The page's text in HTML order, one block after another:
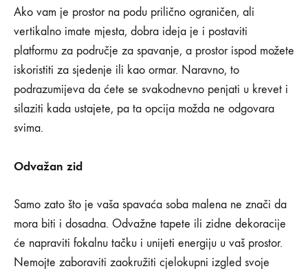
Ako vam je prostor na podu prilično ograničen, ali
vertikalno imate mjesta, dobra ideja je i postaviti
platformu za područje za spavanje, a prostor ispod možete
iskoristiti za sjedenje ili kao ormar. Naravno, to
podrazumijeva da ćete se svakodnevno penjati u krevet i
silaziti kada ustajete, pa ta opcija možda ne odgovara
svima.
Odvažan zid
Samo zato što je vaša spavaća soba malena ne znači da
mora biti i dosadna. Odvažne tapete ili zidne dekoracije
će napraviti fokalnu tačku i unijeti energiju u vaš prostor.
Nemojte zaboraviti zaokružiti cjelokupni izgled svoje